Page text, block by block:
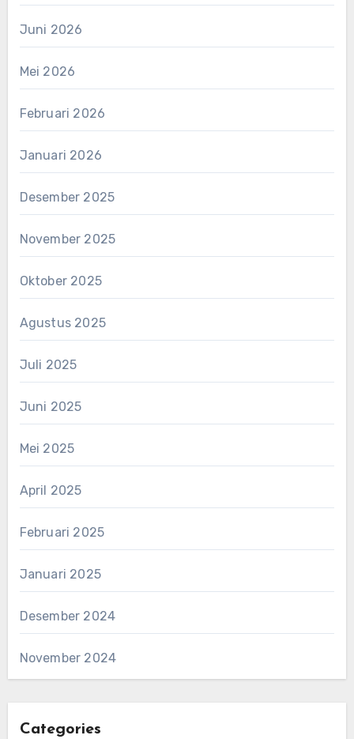
Juni 2026
Mei 2026
Februari 2026
Januari 2026
Desember 2025
November 2025
Oktober 2025
Agustus 2025
Juli 2025
Juni 2025
Mei 2025
April 2025
Februari 2025
Januari 2025
Desember 2024
November 2024
Categories